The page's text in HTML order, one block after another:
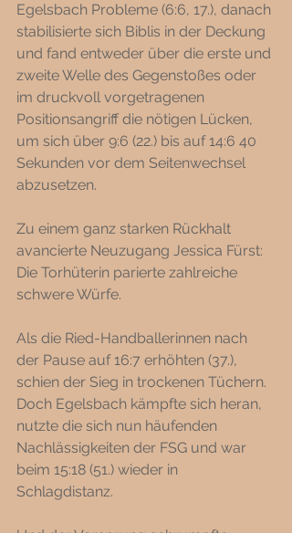
Egelsbach Probleme (6:6, 17.), danach
stabilisierte sich Biblis in der Deckung
und fand entweder über die erste und
zweite Welle des Gegenstoßes oder
im druckvoll vorgetragenen
Positionsangriff die nötigen Lücken,
um sich über 9:6 (22.) bis auf 14:6 40
Sekunden vor dem Seitenwechsel
abzusetzen.
Zu einem ganz starken Rückhalt
avancierte Neuzugang Jessica Fürst:
Die Torhüterin parierte zahlreiche
schwere Würfe.
Als die Ried-Handballerinnen nach
der Pause auf 16:7 erhöhten (37.),
schien der Sieg in trockenen Tüchern.
Doch Egelsbach kämpfte sich heran,
nutzte die sich nun häufenden
Nachlässigkeiten der FSG und war
beim 15:18 (51.) wieder in
Schlagdistanz.